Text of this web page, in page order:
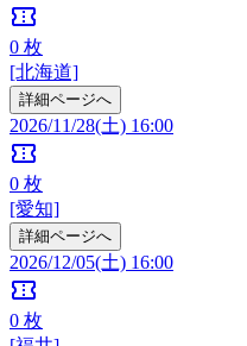
confirmation_number
0 枚
[北海道]
詳細ページへ
2026/11/28(土) 16:00
confirmation_number
0 枚
[愛知]
詳細ページへ
2026/12/05(土) 16:00
confirmation_number
0 枚